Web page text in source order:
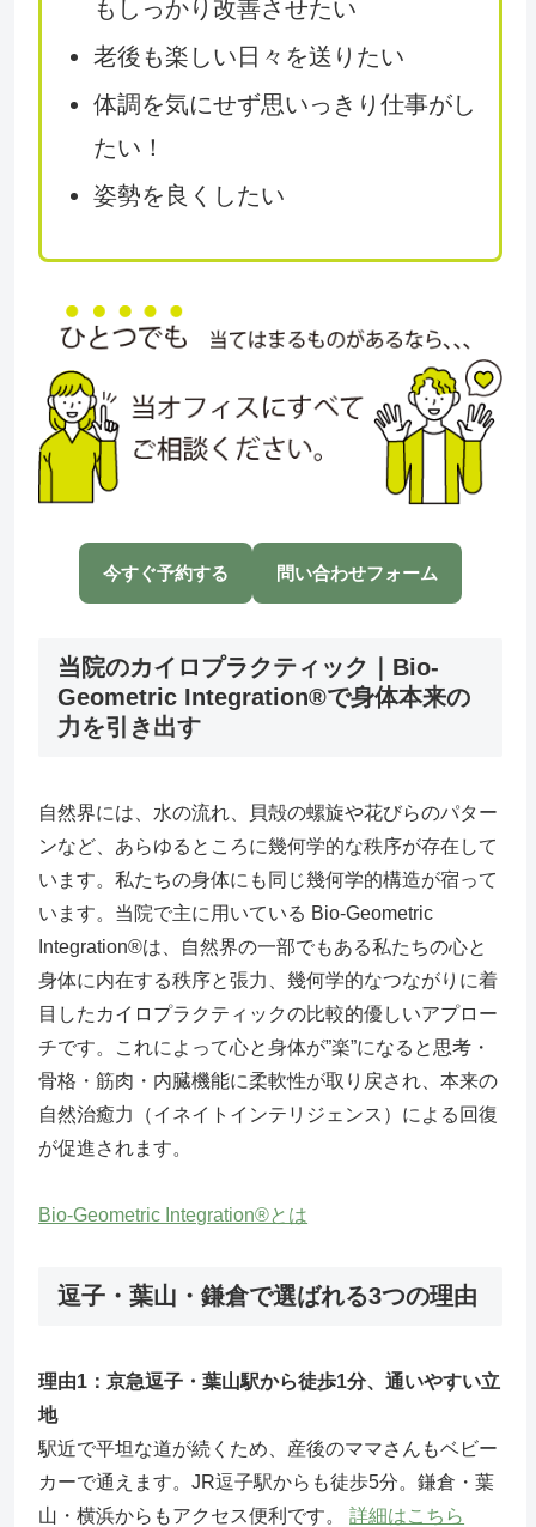
もしっかり改善させたい
老後も楽しい日々を送りたい
体調を気にせず思いっきり仕事がし
たい！
姿勢を良くしたい
今すぐ予約する 問い合わせフォーム
当院のカイロプラクティック｜Bio-
Geometric Integration®で身体本来の
力を引き出す
自然界には、水の流れ、貝殻の螺旋や花びらのパター
ンなど、あらゆるところに幾何学的な秩序が存在して
います。私たちの身体にも同じ幾何学的構造が宿って
います。当院で主に用いている Bio-Geometric
Integration®は、自然界の一部でもある私たちの心と
身体に内在する秩序と張力、幾何学的なつながりに着
目したカイロプラクティックの比較的優しいアプロー
チです。これによって心と身体が”楽”になると思考・
骨格・筋肉・内臓機能に柔軟性が取り戻され、本来の
自然治癒力（イネイトインテリジェンス）による回復
が促進されます。
Bio-Geometric Integration®とは
逗子・葉山・鎌倉で選ばれる3つの理由
理由1：京急逗子・葉山駅から徒歩1分、通いやすい立
地
駅近で平坦な道が続くため、産後のママさんもベビー
カーで通えます。JR逗子駅からも徒歩5分。鎌倉・葉
山・横浜からもアクセス便利です。詳細はこちら